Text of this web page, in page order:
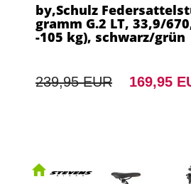
by,Schulz
gramm G.2 LT, 33,9/
-105 kg), schwarz/grün
239,95 EUR 169,95